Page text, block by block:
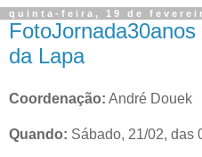
quinta-feira, 19 de
da Lapa
Coordenação: André Douek
Quando: Sábado, 21/02, das